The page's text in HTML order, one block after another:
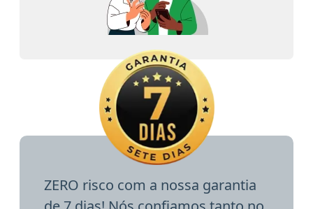
ZERO risco com a nossa garantia